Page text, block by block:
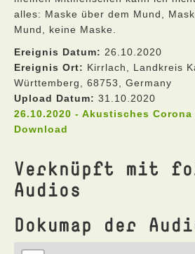
alles: Maske über dem Mund,
Mund, keine Maske.
Ereignis Datum: 26.10.2020
Ereignis Ort: Kirrlach, Landkreis
Württemberg, 68753, Germany
Upload Datum: 31.10.2020
26.10.2020 - Akustisches Corona
Download
Verknüpft mit
Audios
Dokumap der